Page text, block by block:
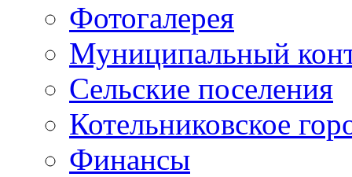
Фотогалерея
Муниципальный
Сельские поселения
Котельниковское
Финансы